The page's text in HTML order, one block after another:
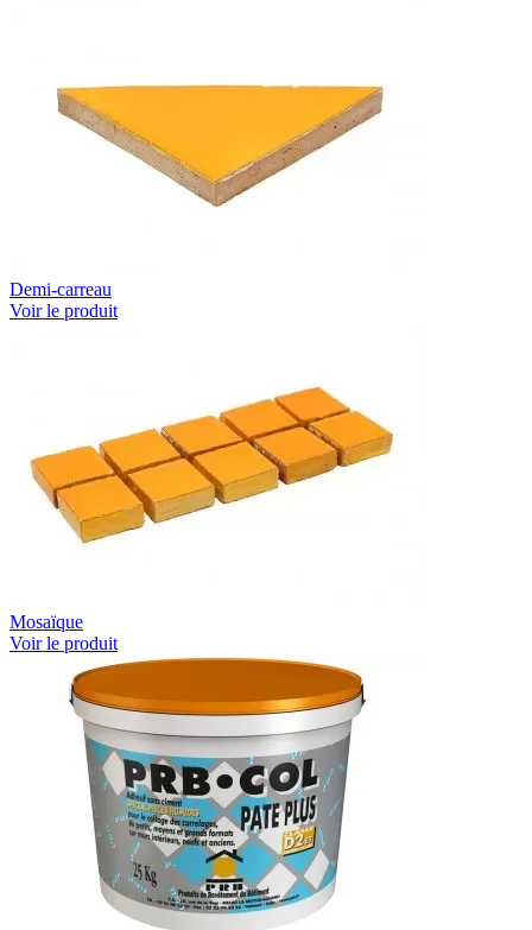
Demi-carreau
Voir le produit
Mosaïque
Voir le produit